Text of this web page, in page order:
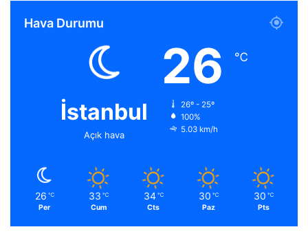
Hava Durumu
İstanbul
Açık hava
26 ℃
26º - 25º
100%
5.03 km/h
26 ℃
Per
33 ℃
Cum
34 ℃
Cts
30 ℃
Paz
30 ℃
Pts